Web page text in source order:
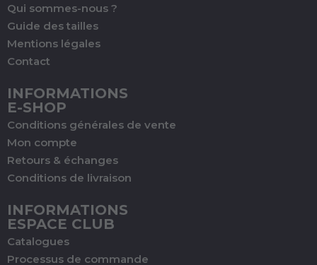
Qui sommes-nous ?
Guide des tailles
Mentions légales
Contact
INFORMATIONS
E-SHOP
Conditions générales de vente
Mon compte
Retours & échanges
Conditions de livraison
INFORMATIONS
ESPACE CLUB
Catalogues
Processus de commande